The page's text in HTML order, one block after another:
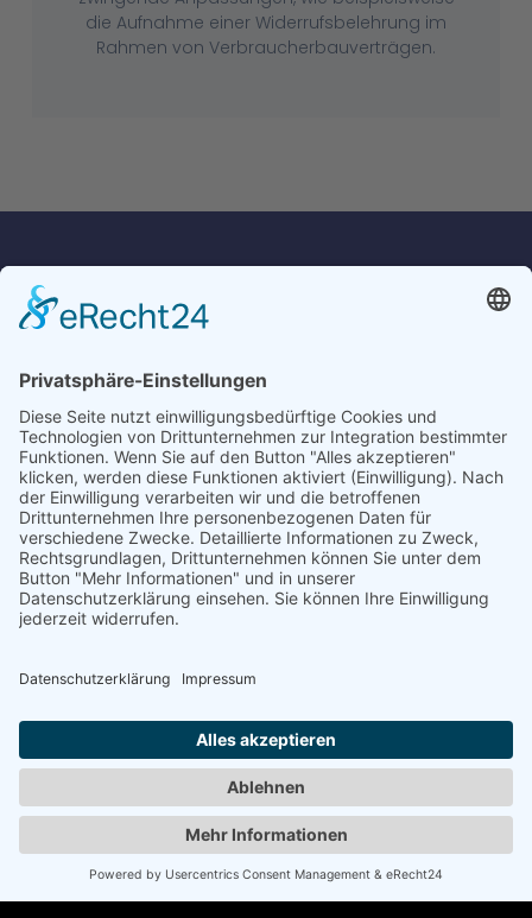
die Aufnahme einer Widerrufsbelehrung im
Rahmen von Verbraucherbauverträgen.
33332 Gütersloh
E-Mail:
info@kmk-rae.de
Fon: 0 52 41 – 95 01-0
Fax: 0 52 41 – 95 01-33
BÜROZEITEN
MO - DO 8:00 – 13:00 UHR UND 14:00 – 18:00 UHR
FR 8:00 – 13:00 UHR UND 14:00 – 17:00 UHR